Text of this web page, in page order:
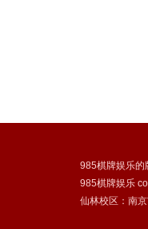
985棋牌娱乐的
985棋牌娱乐
仙林校区：南